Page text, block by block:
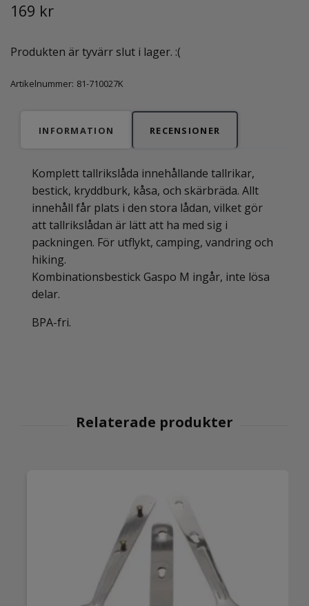
169 kr
Produkten är tyvärr slut i lager. :(
Artikelnummer: 81-710027K
INFORMATION RECENSIONER
Komplett tallrikslåda innehållande tallrikar,
bestick, kryddburk, kåsa, och skärbräda. Allt
innehåll får plats i den stora lådan, vilket gör
att tallrikslådan är lätt att ha med sig i
packningen. För utflykt, camping, vandring och
hiking.
Kombinationsbestick Gaspo M ingår, inte lösa
delar.
BPA-fri.